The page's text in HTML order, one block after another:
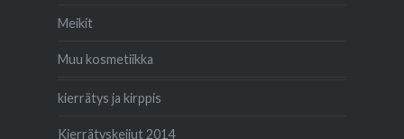
Meikit
Muu kosmetiikka
kierrätys ja kirppis
Kierrätyskeijut 2014